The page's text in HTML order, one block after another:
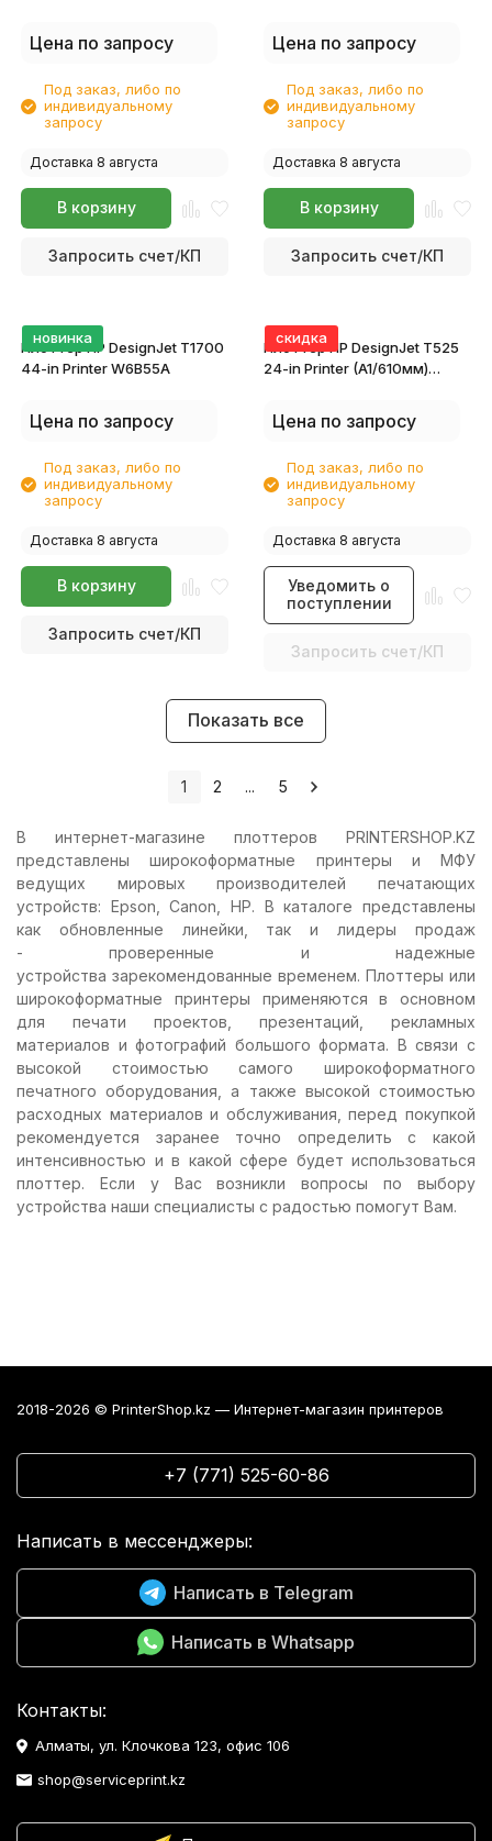
Цена по запросу
Под заказ, либо по
индивидуальному
запросу
Доставка 8 августа
В корзину
Запросить счет/КП
Цена по запросу
Под заказ, либо по
индивидуальному
запросу
Доставка 8 августа
В корзину
Запросить счет/КП
новинка
Плоттер HP DesignJet T1700
44-in Printer W6B55A
Цена по запросу
Под заказ, либо по
индивидуальному
запросу
Доставка 8 августа
В корзину
Запросить счет/КП
скидка
Плоттер HP DesignJet T525
24-in Printer (A1/610мм)
Цена по запросу
Под заказ, либо по
индивидуальному
запросу
Доставка 8 августа
Уведомить о
поступлении
Запросить счет/КП
Показать все
1 2 ... 5
В интернет-магазине плоттеров PRINTERSHOP.KZ
представлены широкоформатные принтеры и МФУ
ведущих мировых производителей печатающих
устройств: Epson, Canon, HP. В каталоге представлены
как обновленные линейки, так и лидеры продаж
- проверенные и надежные
устройства зарекомендованные временем. Плоттеры или
широкоформатные принтеры применяются в основном
для печати проектов, презентаций, рекламных
материалов и фотографий большого формата. В связи с
высокой стоимостью самого широкоформатного
печатного оборудования, а также высокой стоимостью
расходных материалов и обслуживания, перед покупкой
рекомендуется заранее точно определить с какой
интенсивностью и в какой сфере будет использоваться
плоттер. Если у Вас возникли вопросы по выбору
устройства наши специалисты с радостью помогут Вам.
2018-2026 © PrinterShop.kz — Интернет-магазин принтеров
+7 (771) 525-60-86
Написать в мессенджеры:
Написать в Telegram
Написать в Whatsapp
Контакты:
Алматы, ул. Клочкова 123, офис 106
shop@serviceprint.kz